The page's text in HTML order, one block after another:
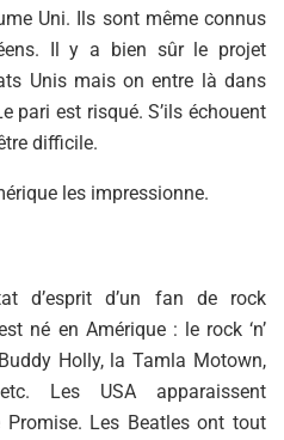
Uni. Ils sont même connus
Il y a bien sûr le projet
Unis mais on entre là dans
pari est risqué. S’ils échouent
difficile.
les impressionne.
d’esprit d’un fan de rock
né en Amérique : le rock ‘n’
Holly, la Tamla Motown,
Les USA apparaissent
Les Beatles ont tout